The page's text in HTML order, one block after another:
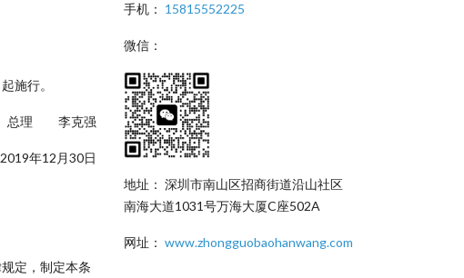
施行。
总理 李克强
2019年12月30日
定，制定本条
手机： 15815552225
微信：
地址： 深圳市南山区招商街道沿山社区
南海大道1031号万海大厦C座502A
网址： www.zhongguobaohanwang.com